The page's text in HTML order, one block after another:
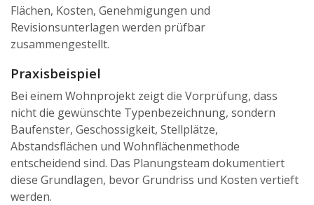
Flächen, Kosten, Genehmigungen und
Revisionsunterlagen werden prüfbar
zusammengestellt.
Praxisbeispiel
Bei einem Wohnprojekt zeigt die Vorprüfung, dass
nicht die gewünschte Typenbezeichnung, sondern
Baufenster, Geschossigkeit, Stellplätze,
Abstandsflächen und Wohnflächenmethode
entscheidend sind. Das Planungsteam dokumentiert
diese Grundlagen, bevor Grundriss und Kosten vertieft
werden.